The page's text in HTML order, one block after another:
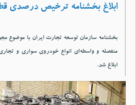
ابلاغ بخشنامه ترخیص درصدی
بخشنامه سازمان توسعه تجارت ایران با موضوع
منفصله و واسطه‌ای انواع خودروی سواری و
ابلاغ شد.